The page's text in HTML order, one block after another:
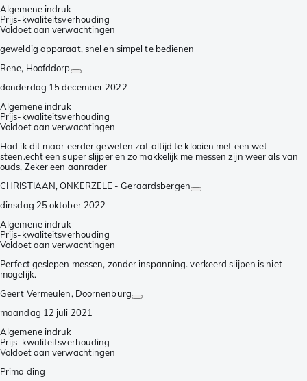
Algemene indruk
Prijs-kwaliteitsverhouding
Voldoet aan verwachtingen
geweldig apparaat, snel en simpel te bedienen
Rene, Hoofddorp
donderdag 15 december 2022
Algemene indruk
Prijs-kwaliteitsverhouding
Voldoet aan verwachtingen
Had ik dit maar eerder geweten zat altijd te klooien met een wet
steen.echt een super slijper en zo makkelijk me messen zijn weer als van
ouds, Zeker een aanrader
CHRISTIAAN, ONKERZELE - Geraardsbergen
dinsdag 25 oktober 2022
Algemene indruk
Prijs-kwaliteitsverhouding
Voldoet aan verwachtingen
Perfect geslepen messen, zonder inspanning. verkeerd slijpen is niet
mogelijk.
Geert Vermeulen, Doornenburg
maandag 12 juli 2021
Algemene indruk
Prijs-kwaliteitsverhouding
Voldoet aan verwachtingen
Prima ding